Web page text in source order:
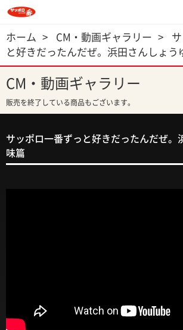
ホーム > CM・動画ギャラリー >
と好きだったんだぜ。浜田さんしょう
CM・動画ギャラリー
販売を終了している商品もございます。
サッポロ一番ずっと好きだったんだぜ。
味篇